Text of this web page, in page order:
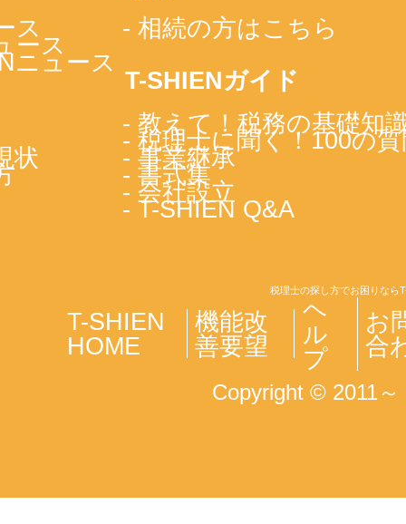
ス
ース
ニュース
状
- 相続の方はこちら
T-SHIENガイド
- 教えて！税務の基礎知
- 税理士に聞く！100の
- 事業継承
- 書式集
- 会社設立
- T-SHIEN Q&A
税理士の探し方でお困りなら
T-SHIEN
HOME
機能改
善要望
ヘ
ル
プ
お
合
Copyright © 2011